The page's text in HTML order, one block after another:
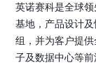
英诺赛科是全球
基地，产品设计
组，并为客户提
子及数据中心等前